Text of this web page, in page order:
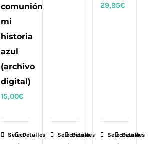
comunión
mi
historia
azul
(archivo
digital)
15,00€
SelectDetalles
Seleccionar
EsteDetalles
29,95€
Seleccionar
EsteDetalles